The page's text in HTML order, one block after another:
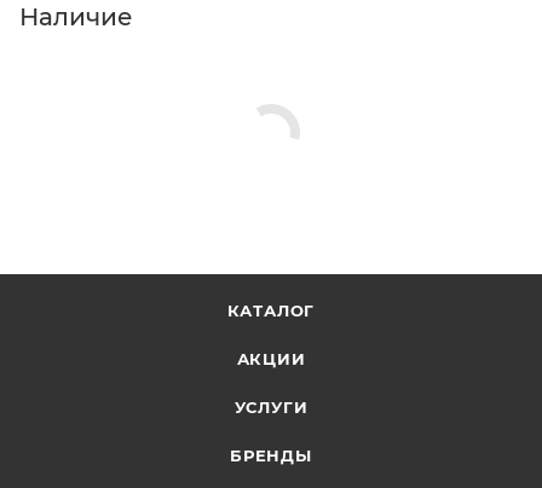
Наличие
КАТАЛОГ
АКЦИИ
УСЛУГИ
БРЕНДЫ